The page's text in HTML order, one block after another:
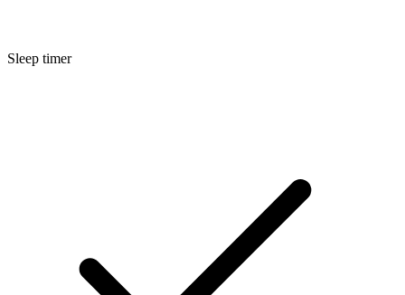
Sleep timer